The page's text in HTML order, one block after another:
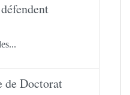
de Doctorat